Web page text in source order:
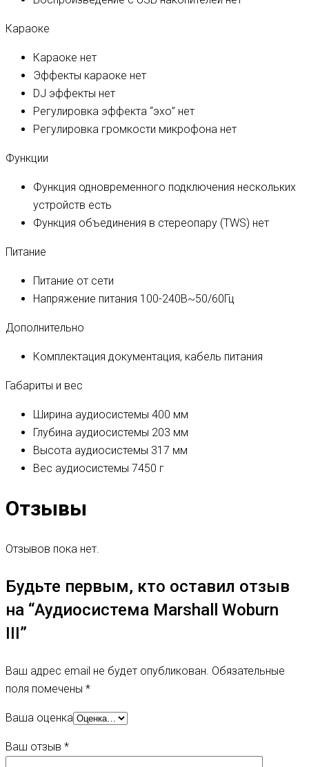
Караоке
Караоке нет
Эффекты караоке нет
DJ эффекты нет
Регулировка эффекта “эхо” нет
Регулировка громкости микрофона нет
Функции
Функция одновременного подключения нескольких
устройств есть
Функция объединения в стереопару (TWS) нет
Питание
Питание от сети
Напряжение питания 100-240В~50/60Гц
Дополнительно
Комплектация документация, кабель питания
Габариты и вес
Ширина аудиосистемы 400 мм
Глубина аудиосистемы 203 мм
Высота аудиосистемы 317 мм
Вес аудиосистемы 7450 г
Отзывы
Отзывов пока нет.
Будьте первым, кто оставил отзыв
на “Аудиосистема Marshall Woburn
III”
Ваш адрес email не будет опубликован. Обязательные
поля помечены *
Ваша оценка
Ваш отзыв *